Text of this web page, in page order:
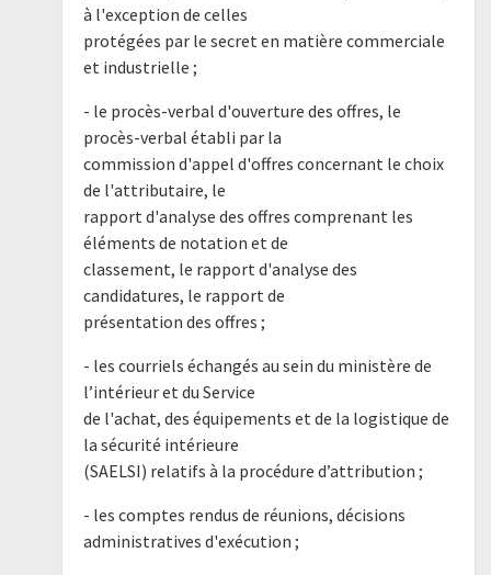
à l'exception de celles
protégées par le secret en matière commerciale
et industrielle ;
- le procès-verbal d'ouverture des offres, le
procès-verbal établi par la
commission d'appel d'offres concernant le choix
de l'attributaire, le
rapport d'analyse des offres comprenant les
éléments de notation et de
classement, le rapport d'analyse des
candidatures, le rapport de
présentation des offres ;
- les courriels échangés au sein du ministère de
l’intérieur et du Service
de l'achat, des équipements et de la logistique de
la sécurité intérieure
(SAELSI) relatifs à la procédure d’attribution ;
- les comptes rendus de réunions, décisions
administratives d'exécution ;